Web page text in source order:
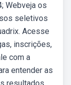
Webveja os
seletivos
Acesse
inscrições,
com a
entender as